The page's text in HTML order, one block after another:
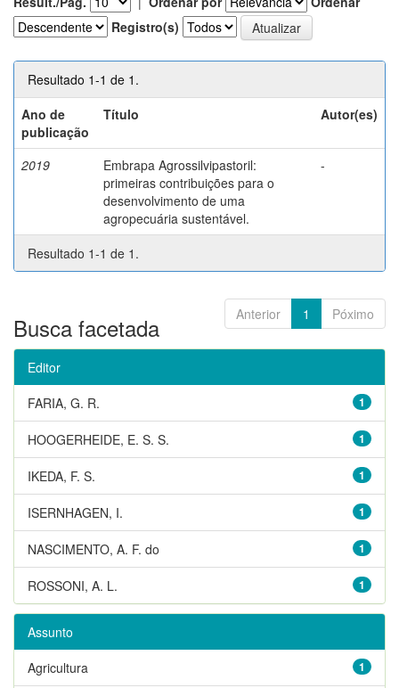
Registro(s)
Resultado 1-1 de 1.
Ano de
publicação
Título Autor(es)
2019
Embrapa Agrossilvipastoril:
primeiras contribuições para o
desenvolvimento de uma
agropecuária sustentável.
-
Resultado 1-1 de 1.
Anterior 1 Póximo
Busca facetada
Editor
1
FARIA, G. R.
1
HOOGERHEIDE, E. S. S.
1
IKEDA, F. S.
1
ISERNHAGEN, I.
1
NASCIMENTO, A. F. do
1
ROSSONI, A. L.
Assunto
1
Agricultura